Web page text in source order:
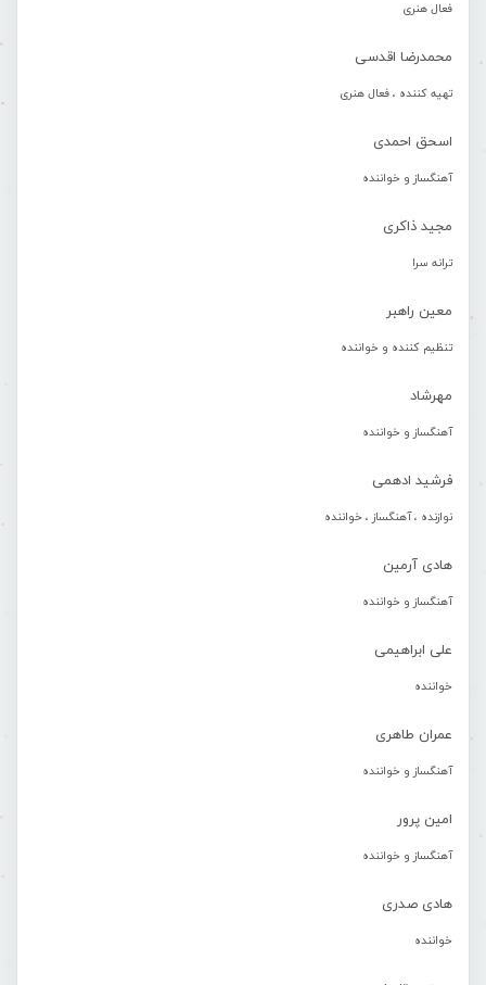
فعال هنری
محمدرضا اقدسی
تهیه کننده ، فعال هنری
اسحق احمدی
آهنگساز و خواننده
مجید ذاکری
ترانه سرا
معین راهبر
تنظیم کننده و خواننده
مهرشاد
آهنگساز و خواننده
فرشید ادهمی
نوازنده ، آهنگساز ، خواننده
هادی آرمین
آهنگساز و خواننده
علی ابراهیمی
خواننده
عمران طاهری
آهنگساز و خواننده
امین پرور
آهنگساز و خواننده
هادی صدری
خواننده